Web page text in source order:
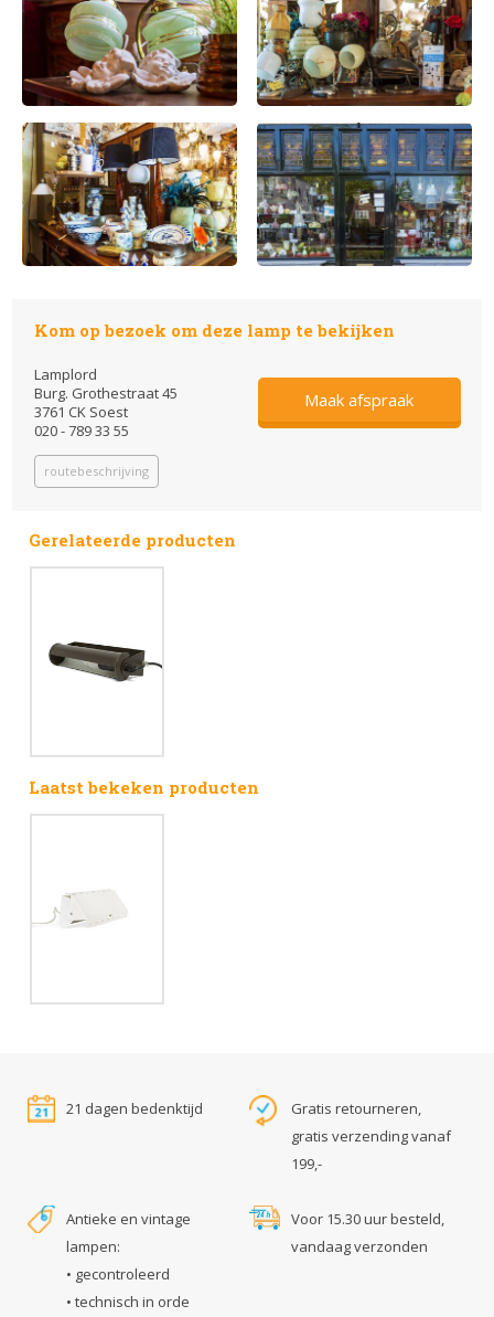
Kom op bezoek om deze lamp te bekijken
Lamplord
Burg. Grothestraat 45
3761 CK Soest
020 - 789 33 55
routebeschrijving
Maak afspraak
Gerelateerde producten
Laatst bekeken producten
21 dagen bedenktijd
Gratis retourneren,
gratis verzending vanaf
199,-
Antieke en vintage
lampen:
• gecontroleerd
• technisch in orde
Voor 15.30 uur besteld,
vandaag verzonden